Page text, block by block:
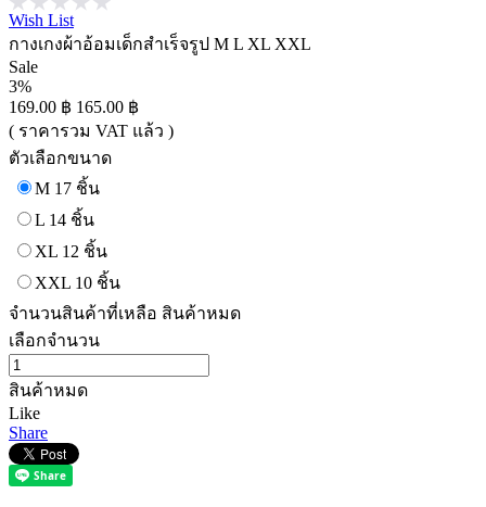
Wish List
กางเกงผ้าอ้อมเด็กสำเร็จรูป M L XL XXL
Sale
3%
169.00 ฿ 165.00 ฿
( ราคารวม VAT แล้ว )
ตัวเลือกขนาด
M 17 ชิ้น
L 14 ชิ้น
XL 12 ชิ้น
XXL 10 ชิ้น
จำนวนสินค้าที่เหลือ สินค้าหมด
เลือกจำนวน
สินค้าหมด
Like
Share